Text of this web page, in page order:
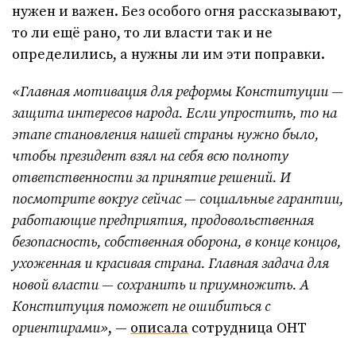
нужен и важен. Без особого огня рассказывают,
то ли ещё рано, то ли власти так и не
определились, а нужны ли им эти поправки.
«Главная мотивация для реформы Конституции —
защита интересов народа. Если упростить, то на
этапе становления нашей страны нужно было,
чтобы президент взял на себя всю полноту
ответственности за принятие решений. И
посмотрите вокруг сейчас — социальные гарантии,
работающие предприятия, продовольственная
безопасность, собственная оборона, в конце концов,
ухоженная и красивая страна. Главная задача для
новой власти — сохранить и приумножить. А
Конституция поможет не ошибиться с
ориентирами», — описала сотрудница ОНТ